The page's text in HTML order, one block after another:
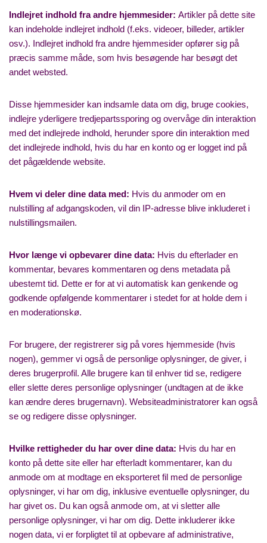
Indlejret indhold fra andre hjemmesider: Artikler på dette site
kan indeholde indlejret indhold (f.eks. videoer, billeder, artikler
osv.). Indlejret indhold fra andre hjemmesider opfører sig på
præcis samme måde, som hvis besøgende har besøgt det
andet websted.
Disse hjemmesider kan indsamle data om dig, bruge cookies,
indlejre yderligere tredjepartssporing og overvåge din interaktion
med det indlejrede indhold, herunder spore din interaktion med
det indlejrede indhold, hvis du har en konto og er logget ind på
det pågældende website.
Hvem vi deler dine data med: Hvis du anmoder om en
nulstilling af adgangskoden, vil din IP-adresse blive inkluderet i
nulstillingsmailen.
Hvor længe vi opbevarer dine data: Hvis du efterlader en
kommentar, bevares kommentaren og dens metadata på
ubestemt tid. Dette er for at vi automatisk kan genkende og
godkende opfølgende kommentarer i stedet for at holde dem i
en moderationskø.
For brugere, der registrerer sig på vores hjemmeside (hvis
nogen), gemmer vi også de personlige oplysninger, de giver, i
deres brugerprofil. Alle brugere kan til enhver tid se, redigere
eller slette deres personlige oplysninger (undtagen at de ikke
kan ændre deres brugernavn). Websiteadministratorer kan også
se og redigere disse oplysninger.
Hvilke rettigheder du har over dine data: Hvis du har en
konto på dette site eller har efterladt kommentarer, kan du
anmode om at modtage en eksporteret fil med de personlige
oplysninger, vi har om dig, inklusive eventuelle oplysninger, du
har givet os. Du kan også anmode om, at vi sletter alle
personlige oplysninger, vi har om dig. Dette inkluderer ikke
nogen data, vi er forpligtet til at opbevare af administrative,